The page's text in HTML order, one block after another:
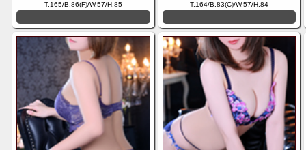
T.165/B.86(F)/W.57/H.85
-
T.164/B.83(C)/W.57/H.84
-